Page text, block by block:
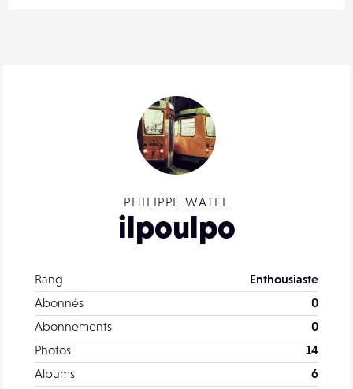
PHILIPPE WATEL
ilpoulpo
Rang
Enthousiaste
Abonnés
0
Abonnements
0
Photos
14
Albums
6